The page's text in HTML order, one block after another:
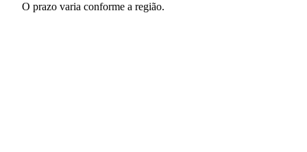
O prazo varia conforme a região.